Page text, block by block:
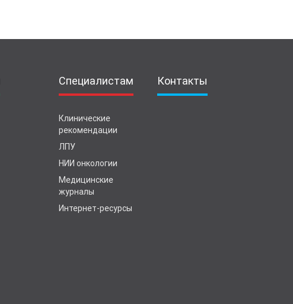
Специалистам
Клинические
рекомендации
ЛПУ
НИИ онкологии
Медицинские
журналы
Интернет-ресурсы
Контакты